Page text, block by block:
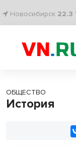
Новосибирск 22.3
ОБЩЕСТВО
История